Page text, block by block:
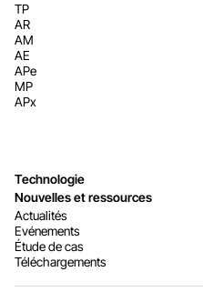
TP
AR
AM
AE
APe
MP
APx
Technologie
Nouvelles et ressources
Actualités
Evénements
Étude de cas
Téléchargements